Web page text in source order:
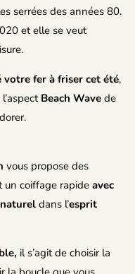
serrées des années 80.
et elle se veut
votre fer à friser cet été,
Beach Wave de
vous propose des
un coiffage rapideavec
natureldans l’esprit
il s’agit de choisir la